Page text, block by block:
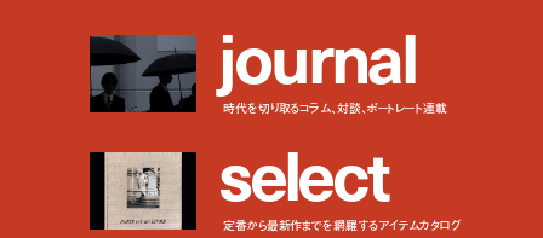
journal
時代を切り取るコラム、対談、ポートレート連載
select
定番から最新作までを網羅するアイテムカタログ